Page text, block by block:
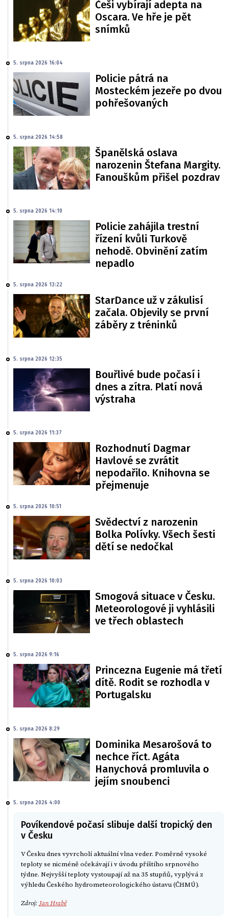
Češi vybírají adepta na
Oscara. Ve hře je pět
snímků
5. srpna 2026 16:04
Policie pátrá na
Mosteckém jezeře po dvou
pohřešovaných
5. srpna 2026 14:58
Španělská oslava
narozenin Štefana Margity.
Fanouškům přišel pozdrav
5. srpna 2026 14:10
Policie zahájila trestní
řízení kvůli Turkově
nehodě. Obvinění zatím
nepadlo
5. srpna 2026 13:22
StarDance už v zákulisí
začala. Objevily se první
záběry z tréninků
5. srpna 2026 12:35
Bouřlivé bude počasí i
dnes a zítra. Platí nová
výstraha
5. srpna 2026 11:37
Rozhodnutí Dagmar
Havlové se zvrátit
nepodařilo. Knihovna se
přejmenuje
5. srpna 2026 10:51
Svědectví z narozenin
Bolka Polívky. Všech šesti
dětí se nedočkal
5. srpna 2026 10:03
Smogová situace v Česku.
Meteorologové ji vyhlásili
ve třech oblastech
5. srpna 2026 9:16
Princezna Eugenie má třetí
dítě. Rodit se rozhodla v
Portugalsku
5. srpna 2026 8:29
Dominika Mesarošová to
nechce říct. Agáta
Hanychová promluvila o
jejím snoubenci
5. srpna 2026 4:00
Povíkendové počasí slibuje další tropický den
v Česku
V Česku dnes vyvrcholí aktuální vlna veder. Poměrně vysoké
teploty se nicméně očekávají i v úvodu příštího srpnového
týdne. Nejvyšší teploty vystoupají až na 35 stupňů, vyplývá z
výhledu Českého hydrometeorologického ústavu (ČHMÚ).
Zdroj: Jan Hrabě